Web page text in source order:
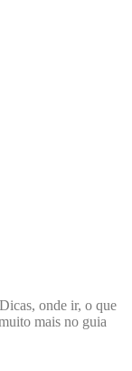
onde ir, o que
mais no guia